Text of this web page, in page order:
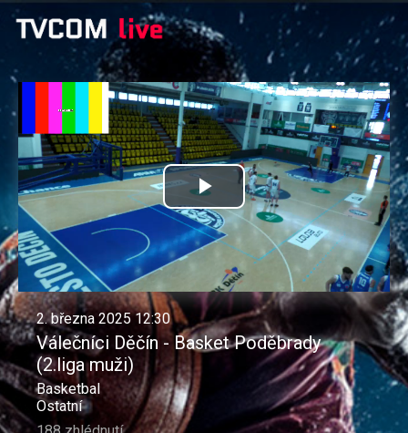
Přehrát
video
2. března 2025 12:30
Válečníci Děčín - Basket Poděbrady
(2.liga muži)
Basketbal
Ostatní